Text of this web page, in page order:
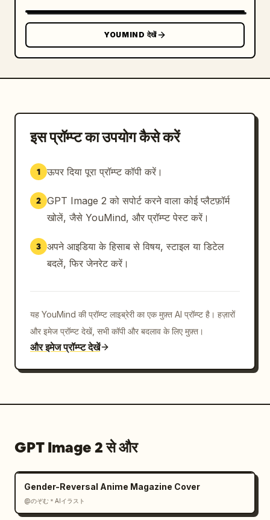
टीम","पैटर्नमेकर","फैब्रिक टेबल","फिट मॉडल","डिज़ाइन
समीक्षा","तकनीकी बैठक","मर्चेंडाइजिंग","QC"]},
{"title":"तैयार परिधान प्रस्तुति","position":"निचला
केंद्र","count":5,"labels":["लुक","तैयार सामने और
हलचल","क्लोज-अप"]},
{"title":"निष्कर्ष","position":"निचला
दायां","count":6,"labels":["सामग्री आधार","सौंदर्य
नेगोशिएशन","ये सभी एक परिणाम को आकार देते
{"technical_drawings":12,"fabric_swatches":8,
"process_photos":23,"mini figure
को केंद्रीय परिधान से जोड़ने वाले कई पतले एनोटेशन तीर और
क्रमांकित कॉलआउट"}},"text":{"headline_cn":"一件女
सिलाई एक निर्णय को संरक्षित करती है।","footer":"एक
परिधान अनगिनत निर्णयों के कारण अस्तित्व में आता
है।"},"color_palette":{"primary":"
","background":"वार्म व्हाइट","accent":"हल्की ग्रे
{"lighting":"सॉफ्ट स्टूडियो लाइटिंग, डिफ्यूज और शैडो-
साइड पैनल के साथ पत्रिका-गुणवत्ता वाला
कौचर एटेलियर"}}
YOUMIND देखें
इस प्रॉम्प्ट का उपयोग कैसे करें
1 ऊपर दिया पूरा प्रॉम्प्ट कॉपी करें।
2 GPT Image 2 को सपोर्ट करने वाला कोई प्लैटफ़ॉर्म
खोलें, जैसे YouMind, और प्रॉम्प्ट पेस्ट करें।
3 अपने आइडिया के हिसाब से विषय, स्टाइल या डिटेल
बदलें, फिर जेनरेट करें।
यह YouMind की प्रॉम्प्ट लाइब्रेरी का एक मुफ़्त AI प्रॉम्प्ट है। हज़ारों
और इमेज प्रॉम्प्ट देखें, सभी कॉपी और बदलाव के लिए मुफ़्त।
और इमेज प्रॉम्प्ट देखें
GPT Image 2 से और
Gender-Reversal Anime Magazine Cover
@のぞむ＊AIイラスト